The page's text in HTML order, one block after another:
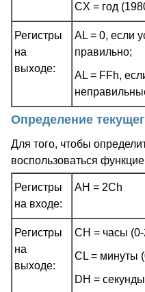
CX = год
Регистры
на
выходе:
AL = 0, если
правильно;
AL = FFh,
Определение
Для того, чтобы
воспользоваться
Регистры
на входе:
AH = 2Ch
Регистры
на
выходе:
CH = часы (0-
CL = минуты
DH =